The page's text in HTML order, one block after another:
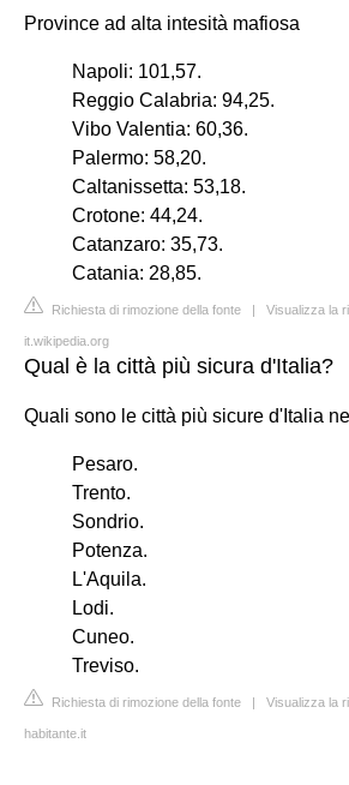
Province ad alta intesità mafiosa
Napoli: 101,57.
Reggio Calabria: 94,25.
Vibo Valentia: 60,36.
Palermo: 58,20.
Caltanissetta: 53,18.
Crotone: 44,24.
Catanzaro: 35,73.
Catania: 28,85.
Richiesta di rimozione della fonte | Visualizza la
it.wikipedia.org
Qual è la città più sicura d'Italia?
Quali sono le città più sicure d'Italia
Pesaro.
Trento.
Sondrio.
Potenza.
L'Aquila.
Lodi.
Cuneo.
Treviso.
Richiesta di rimozione della fonte | Visualizza la
habitante.it